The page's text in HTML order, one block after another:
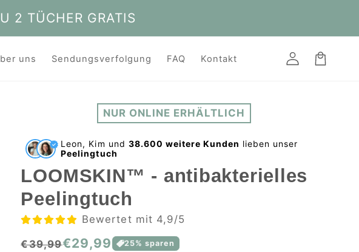
2 TÜCHER GRATIS
uns Sendungsverfolgung FAQ Kontakt EinloggenWarenkorb
NUR ONLINE ERHÄLTLICH
Leon, Kim und 38.600 weitere Kunden lieben unser
Peelingtuch
LOOMSKIN™ - antibakterielles
Peelingtuch
Bewertet mit 4,9/5
Normaler
€29,99Verkaufspreis
€39,99 25% sparen